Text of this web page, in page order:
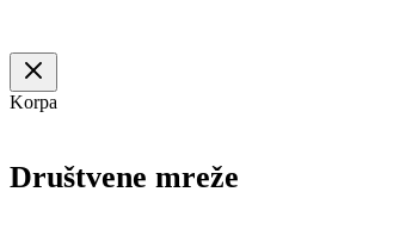
Korpa
Društvene mreže